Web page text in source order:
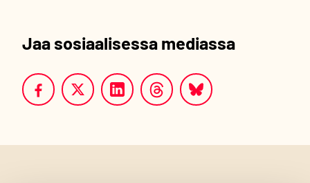
Jaa sosiaalisessa mediassa